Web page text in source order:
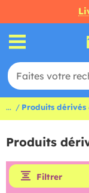
... Produits dérivés
Produits
Filtrer